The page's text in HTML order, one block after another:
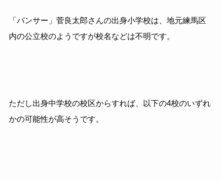
「パンサー」菅良太郎さんの出身小学校は、地元練馬区
内の公立校のようですが校名などは不明です。
ただし出身中学校の校区からすれば、以下の4校のいずれ
かの可能性が高そうです。